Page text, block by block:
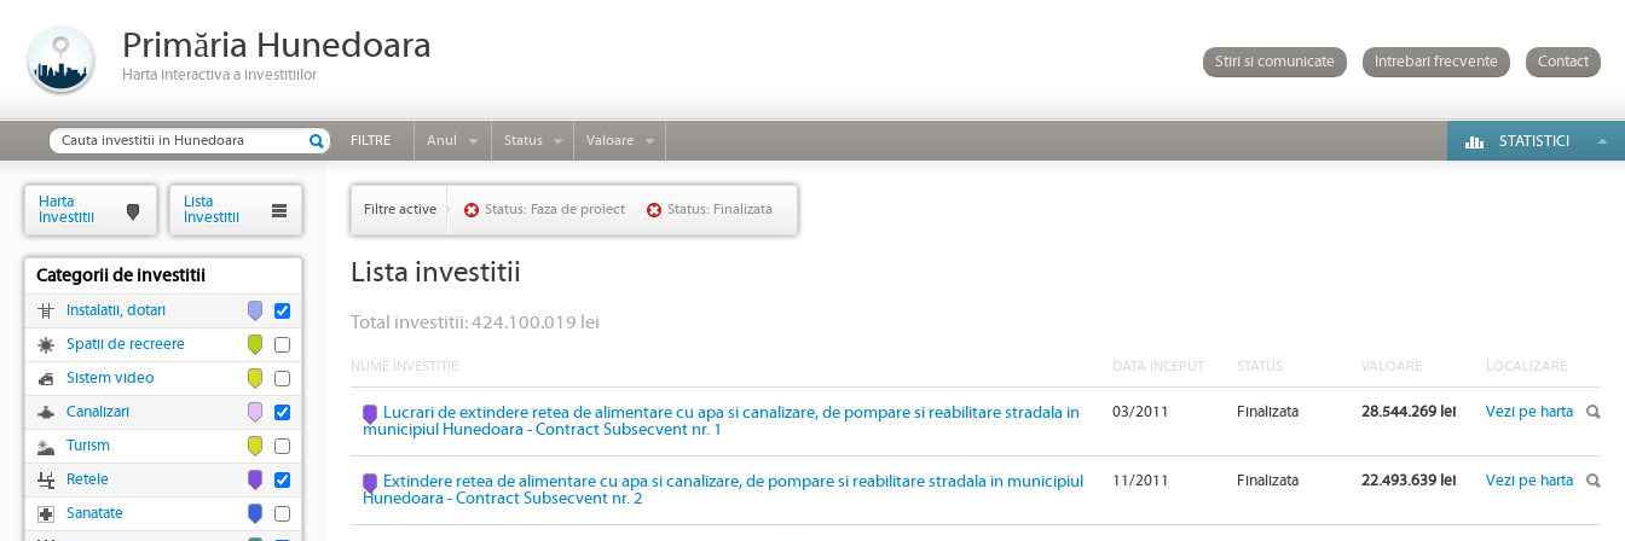
Primăria Hunedoara
Harta interactiva a investitiilor
Stiri si comunicate Intrebari frecvente Contact
FILTRE Anul Status Valoare STATISTICI
Filtre active Status: Faza de proiect Status: Finalizata
Lista investitii
Total investitii: 424.100.019 lei
NUME INVESTITIE DATA INCEPUT STATUS VALOARE LOCALIZARE
Lucrari de extindere retea de alimentare cu apa si canalizare, de pompare si reabilitare stradala in
municipiul Hunedoara - Contract Subsecvent nr. 1
03/2011 Finalizata 28.544.269 lei Vezi pe harta
Extindere retea de alimentare cu apa si canalizare, de pompare si reabilitare stradala in municipiul
Hunedoara - Contract Subsecvent nr. 2
11/2011 Finalizata 22.493.639 lei Vezi pe harta
Harta
Investitii
Lista
Investitii
Categorii de investitii
Instalatii, dotari
Spatii de recreere
Sistem video
Canalizari
Turism
Retele
Sanatate